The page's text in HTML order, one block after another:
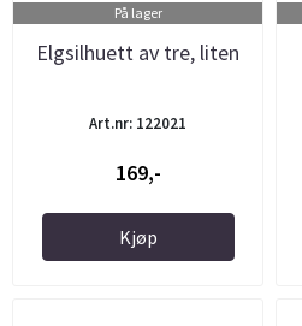
På lager
Elgsilhuett av tre, liten
Art.nr: 122021
169,-
Kjøp